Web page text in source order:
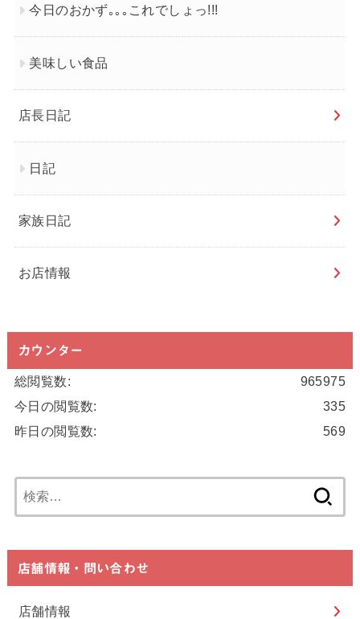
今日のおかず｡｡｡これでしょっ!!!
美味しい食品
店長日記
日記
家族日記
お店情報
カウンター
965975
総閲覧数:
335
今日の閲覧数:
569
昨日の閲覧数:
索:
店舗情報・問い合わせ
店舗情報